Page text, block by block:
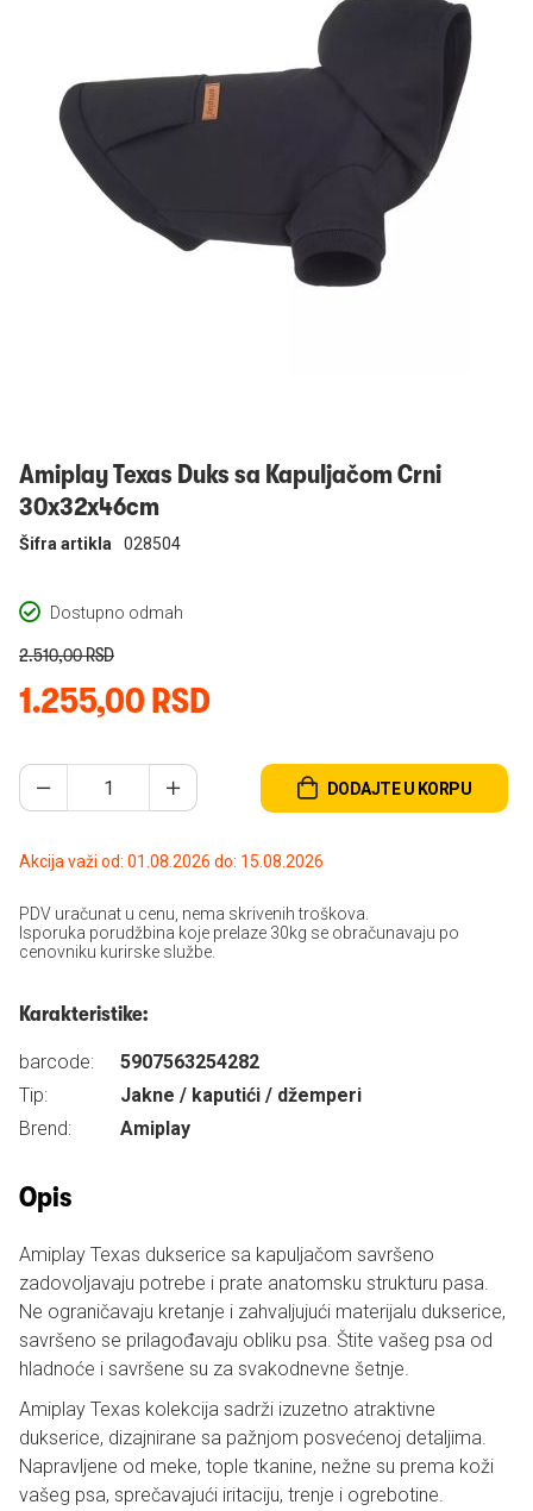
Amiplay Texas Duks sa Kapuljačom Crni
30x32x46cm
Dostupno odmah
Šifra artikla 028504
1.255,00 RSD
2.510,00 RSD
DODAJTE U KORPU
Akcija važi od: 01.08.2026 do: 15.08.2026
PDV uračunat u cenu, nema skrivenih troškova.
Isporuka porudžbina koje prelaze 30kg se obračunavaju po
cenovniku kurirske službe.
Karakteristike:
barcode:
5907563254282
Tip:
Jakne / kaputići / džemperi
Brend:
Amiplay
Opis
Amiplay Texas dukserice sa kapuljačom savršeno
zadovoljavaju potrebe i prate anatomsku strukturu pasa.
Ne ograničavaju kretanje i zahvaljujući materijalu dukserice,
savršeno se prilagođavaju obliku psa. Štite vašeg psa od
hladnoće i savršene su za svakodnevne šetnje.
Amiplay Texas kolekcija sadrži izuzetno atraktivne
dukserice, dizajnirane sa pažnjom posvećenoj detaljima.
Napravljene od meke, tople tkanine, nežne su prema koži
vašeg psa, sprečavajući iritaciju, trenje i ogrebotine.